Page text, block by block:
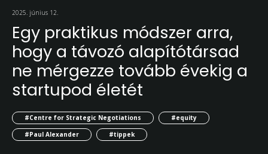
2025. június 12.
Egy praktikus módszer arra,
hogy a távozó alapítótársad
ne mérgezze tovább évekig a
startupod életét
#Centre for Strategic Negotiations
#equity
#Paul Alexander
#tippek